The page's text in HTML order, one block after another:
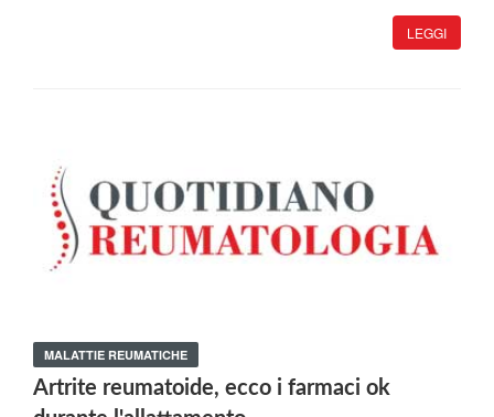
LEGGI
MALATTIE REUMATICHE
Artrite reumatoide, ecco i farmaci ok